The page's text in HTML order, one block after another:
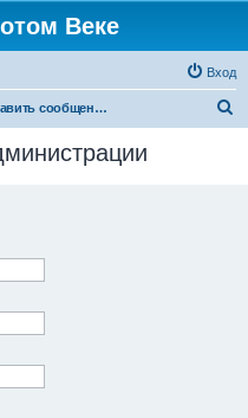
Веке
Вход
Отправить сообщение администрации